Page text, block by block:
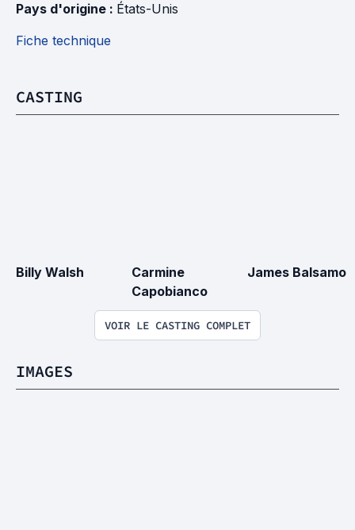
Pays d'origine : États-Unis
Fiche technique
CASTING
Billy Walsh
Carmine
Capobianco
James Balsamo
VOIR LE CASTING COMPLET
IMAGES